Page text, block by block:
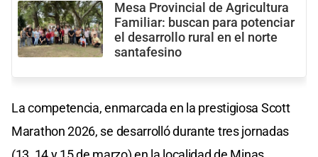
Mesa Provincial de Agricultura
Familiar: buscan para potenciar
el desarrollo rural en el norte
santafesino
La competencia, enmarcada en la prestigiosa Scott
Marathon 2026, se desarrolló durante tres jornadas